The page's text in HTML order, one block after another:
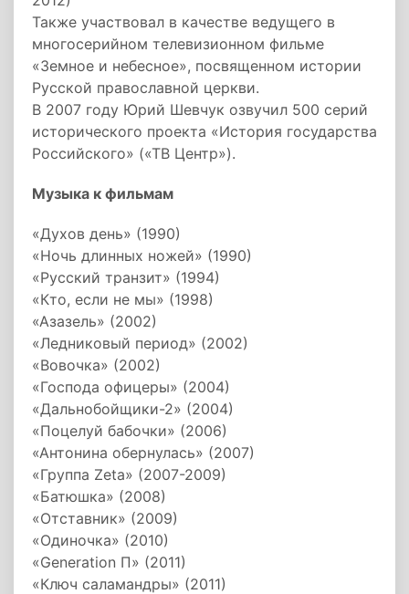
Также участвовал в качестве ведущего в
многосерийном телевизионном фильме
«Земное и небесное», посвященном истории
Русской православной церкви.
В 2007 году Юрий Шевчук озвучил 500 серий
исторического проекта «История государства
Российского» («ТВ Центр»).
Музыка к фильмам
«Духов день» (1990)
«Ночь длинных ножей» (1990)
«Русский транзит» (1994)
«Кто, если не мы» (1998)
«Азазель» (2002)
«Ледниковый период» (2002)
«Вовочка» (2002)
«Господа офицеры» (2004)
«Дальнобойщики-2» (2004)
«Поцелуй бабочки» (2006)
«Антонина обернулась» (2007)
«Группа Zeta» (2007-2009)
«Батюшка» (2008)
«Отставник» (2009)
«Одиночка» (2010)
«Generation П» (2011)
«Ключ саламандры» (2011)